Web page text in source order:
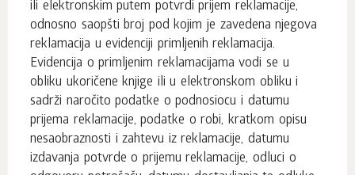
ili elektronskim putem potvrdi prijem reklamacije,
odnosno saopšti broj pod kojim je zavedena njegova
reklamacija u evidenciji primljenih reklamacija.
Evidencija o primljenim reklamacijama vodi se u
obliku ukoričene knjige ili u elektronskom obliku i
sadrži naročito podatke o podnosiocu i datumu
prijema reklamacije, podatke o robi, kratkom opisu
nesaobraznosti i zahtevu iz reklamacije, datumu
izdavanja potvrde o prijemu reklamacije, odluci o